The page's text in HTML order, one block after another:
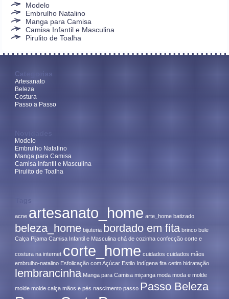
Modelo
Embrulho Natalino
Manga para Camisa
Camisa Infantil e Masculina
Pirulito de Toalha
Categorias
Artesanato
Beleza
Costura
Passo a Passo
Novidades
Modelo
Embrulho Natalino
Manga para Camisa
Camisa Infantil e Masculina
Pirulito de Toalha
Tags
acne artesanato_home arte_home batizado
beleza_home bijuteria bordado em fita brinco bule
Calça Pijama Camisa Infantil e Masculina chá de cozinha confecção corte e
costura na internet corte_home cuidados cuidados mãos
embrulho-natalino Esfolicação com Açúcar Estilo Indígena fita cetim hidratação
lembrancinha Manga para Camisa miçanga moda moda e molde
molde molde calça mãos e pés nascimento passo Passo Beleza